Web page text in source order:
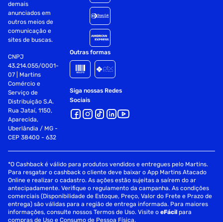
demais
anunciados em
outros meios de
comunicação e
sites de buscas.
CNPJ
43.214.055/0001-
07 | Martins
Comércio e
Serviço de
Distribuição S.A.
Rua Jataí, 1150,
Aparecida,
Uberlândia / MG -
CEP 38400 - 632
Outras formas
Siga nossas Redes
Sociais
*O Cashback é válido para produtos vendidos e entregues pelo Martins.
Para resgatar o cashback o cliente deve baixar o App Martins Atacado
Online e realizar o cadastro. As ações estão sujeitas a saírem do ar
antecipadamente. Verifique o regulamento da campanha. As condições
comerciais (Disponibilidade de Estoque, Preço, Valor do Frete e Prazo de
entrega) são válidas para a região de entrega informada. Para maiores
informações, consulte nossos Termos de Uso. Visite oeFácil para
compras de Uso e Consumo de Pessoa Física.